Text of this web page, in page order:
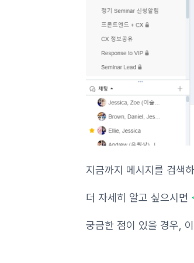
지금까지 메시지를 검색
더 자세히 알고 싶으시면
궁금한 점이 있을 경우,